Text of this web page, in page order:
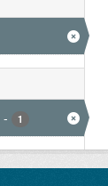
- 1